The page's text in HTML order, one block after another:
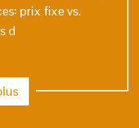
prix fixe vs.
d